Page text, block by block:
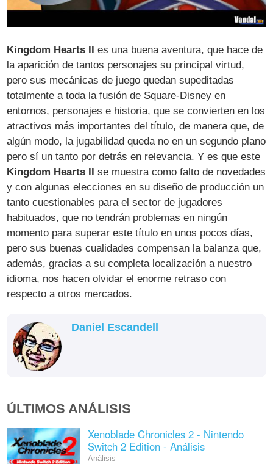
Kingdom Hearts II es una buena aventura, que hace de
la aparición de tantos personajes su principal virtud,
pero sus mecánicas de juego quedan supeditadas
totalmente a toda la fusión de Square-Disney en
entornos, personajes e historia, que se convierten en los
atractivos más importantes del título, de manera que, de
algún modo, la jugabilidad queda no en un segundo plano
pero sí un tanto por detrás en relevancia. Y es que este
Kingdom Hearts II se muestra como falto de novedades
y con algunas elecciones en su diseño de producción un
tanto cuestionables para el sector de jugadores
habituados, que no tendrán problemas en ningún
momento para superar este título en unos pocos días,
pero sus buenas cualidades compensan la balanza que,
además, gracias a su completa localización a nuestro
idioma, nos hacen olvidar el enorme retraso con
respecto a otros mercados.
Daniel Escandell
ÚLTIMOS ANÁLISIS
Xenoblade Chronicles 2 - Nintendo
Switch 2 Edition - Análisis
Análisis